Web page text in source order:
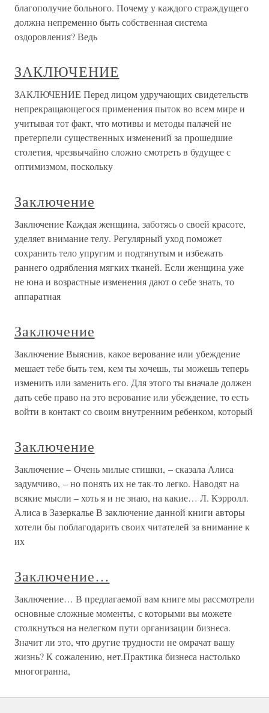
благополучие больного. Почему у каждого страждущего
должна непременно быть собственная система
оздоровления? Ведь
ЗАКЛЮЧЕНИЕ
ЗАКЛЮЧЕНИЕ Перед лицом удручающих свидетельств
непрекращающегося применения пыток во всем мире и
учитывая тот факт, что мотивы и методы палачей не
претерпели существенных изменений за прошедшие
столетия, чрезвычайно сложно смотреть в будущее с
оптимизмом, поскольку
Заключение
Заключение Каждая женщина, заботясь о своей красоте,
уделяет внимание телу. Регулярный уход поможет
сохранить тело упругим и подтянутым и избежать
раннего одрябления мягких тканей. Если женщина уже
не юна и возрастные изменения дают о себе знать, то
аппаратная
Заключение
Заключение Выяснив, какое верование или убеждение
мешает тебе быть тем, кем ты хочешь, ты можешь теперь
изменить или заменить его. Для этого ты вначале должен
дать себе право на это верование или убеждение, то есть
войти в контакт со своим внутренним ребенком, который
Заключение
Заключение – Очень милые стишки, – сказала Алиса
задумчиво, – но понять их не так-то легко. Наводят на
всякие мысли – хоть я и не знаю, на какие… Л. Кэрролл.
Алиса в Зазеркалье В заключение данной книги авторы
хотели бы поблагодарить своих читателей за внимание к
их
Заключение…
Заключение… В предлагаемой вам книге мы рассмотрели
основные сложные моменты, с которыми вы можете
столкнуться на нелегком пути организации бизнеса.
Значит ли это, что другие трудности не омрачат вашу
жизнь? К сожалению, нет.Практика бизнеса настолько
многогранна,